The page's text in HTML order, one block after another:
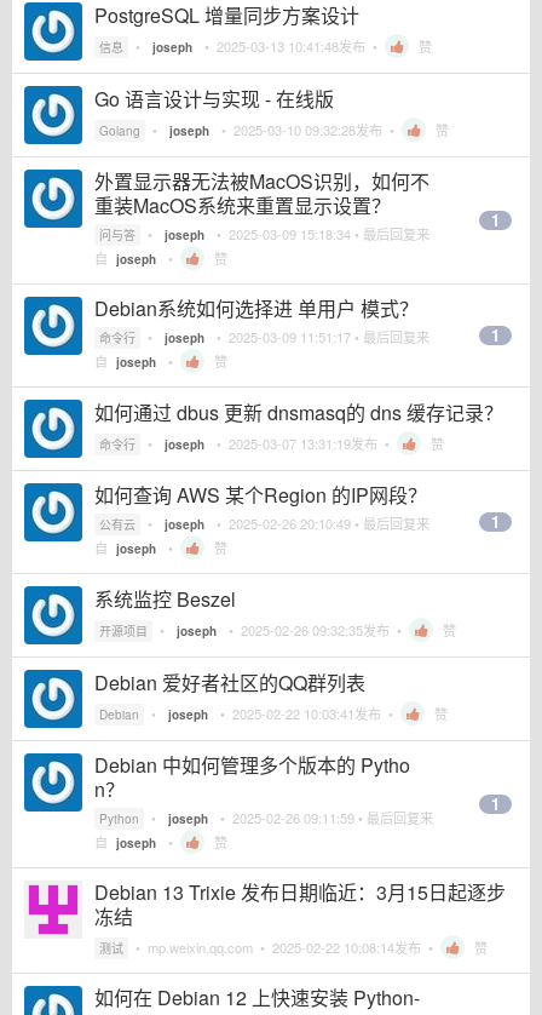
PostgreSQL 增量同步方案设计
信息 • joseph • 2025-03-13 10:41:48发布 • 赞
Go 语言设计与实现 - 在线版
Golang • joseph • 2025-03-10 09:32:28发布 • 赞
外置显示器无法被MacOS识别，如何不
重装MacOS系统来重置显示设置？
问与答 • joseph • 2025-03-09 15:18:34 • 最后回复来
自 joseph • 赞
1
Debian系统如何选择进 单用户 模式？
命令行 • joseph • 2025-03-09 11:51:17 • 最后回复来
自 joseph • 赞
1
如何通过 dbus 更新 dnsmasq的 dns 缓存记录？
命令行 • joseph • 2025-03-07 13:31:19发布 • 赞
如何查询 AWS 某个Region 的IP网段？
公有云 • joseph • 2025-02-26 20:10:49 • 最后回复来
自 joseph • 赞
1
系统监控 Beszel
开源项目 • joseph • 2025-02-26 09:32:35发布 • 赞
Debian 爱好者社区的QQ群列表
Debian • joseph • 2025-02-22 10:03:41发布 • 赞
Debian 中如何管理多个版本的 Pytho
n？
Python • joseph • 2025-02-26 09:11:59 • 最后回复来
自 joseph • 赞
1
Debian 13 Trixie 发布日期临近：3月15日起逐步
冻结
测试 • mp.weixin.qq.com • 2025-02-22 10:08:14发布 • 赞
如何在 Debian 12 上快速安装 Python-